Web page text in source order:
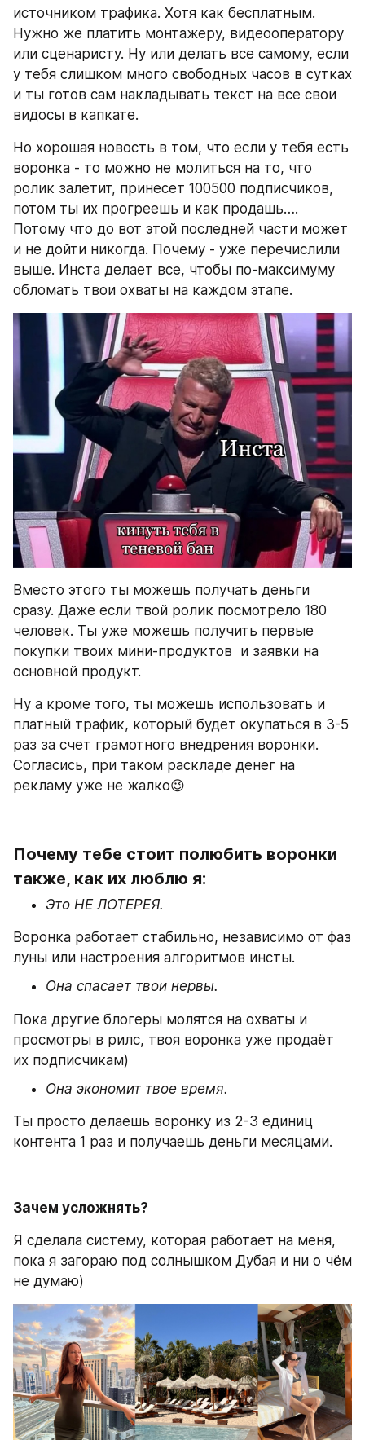
источником трафика. Хотя как бесплатным.
Нужно же платить монтажеру, видеооператору
или сценаристу. Ну или делать все самому, если
у тебя слишком много свободных часов в сутках
и ты готов сам накладывать текст на все свои
видосы в капкате.
Но хорошая новость в том, что если у тебя есть
воронка - то можно не молиться на то, что
ролик залетит, принесет 100500 подписчиков,
потом ты их прогреешь и как продашь….
Потому что до вот этой последней части может
и не дойти никогда. Почему - уже перечислили
выше. Инста делает все, чтобы по-максимуму
обломать твои охваты на каждом этапе.
Вместо этого ты можешь получать деньги
сразу. Даже если твой ролик посмотрело 180
человек. Ты уже можешь получить первые
покупки твоих мини-продуктов  и заявки на
основной продукт.
Ну а кроме того, ты можешь использовать и
платный трафик, который будет окупаться в 3-5
раз за счет грамотного внедрения воронки.
Согласись, при таком раскладе денег на
рекламу уже не жалко😉
Почему тебе стоит полюбить воронки
также, как их люблю я:
Это НЕ ЛОТЕРЕЯ.
Воронка работает стабильно, независимо от фаз
луны или настроения алгоритмов инсты.
Она спасает твои нервы.
Пока другие блогеры молятся на охваты и
просмотры в рилс, твоя воронка уже продаёт
их подписчикам)
Она экономит твое время.
Ты просто делаешь воронку из 2-3 единиц
контента 1 раз и получаешь деньги месяцами.
Зачем усложнять?
Я сделала систему, которая работает на меня,
пока я загораю под солнышком Дубая и ни о чём
не думаю)